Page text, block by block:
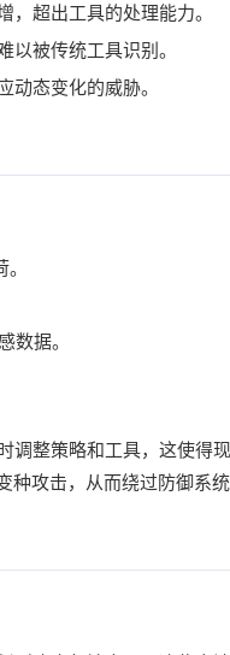
超出工具的处理能力。
以被传统工具识别。
动态变化的威胁。
数据。
调整策略和工具，这使得
攻击，从而绕过防御系统